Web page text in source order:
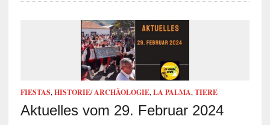
FIESTAS, HISTORIE/ ARCHÄOLOGIE, LA PALMA, TIERE
Aktuelles vom 29. Februar 2024